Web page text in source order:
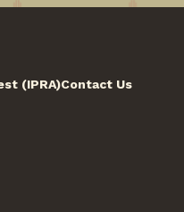
(IPRA)Contact Us